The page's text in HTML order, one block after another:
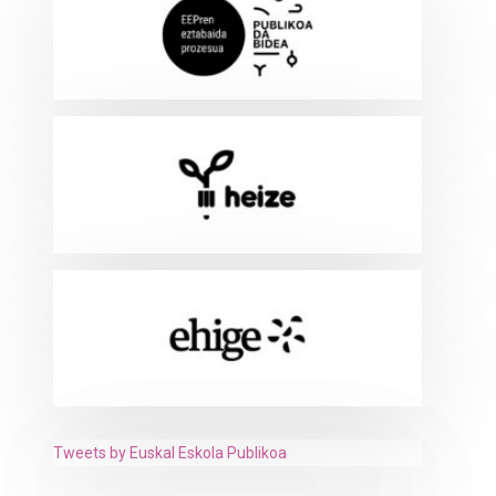
Tweets by Euskal Eskola Publikoa